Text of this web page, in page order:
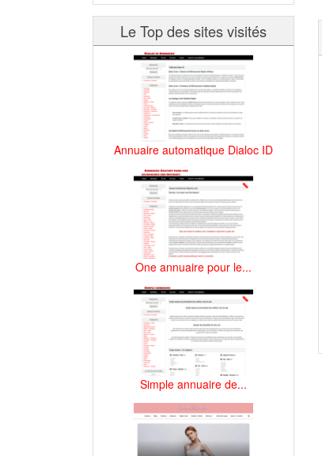
Le Top des sites visités
Annuaire automatique Dialoc ID
One annuaire pour le...
Simple annuaire de...